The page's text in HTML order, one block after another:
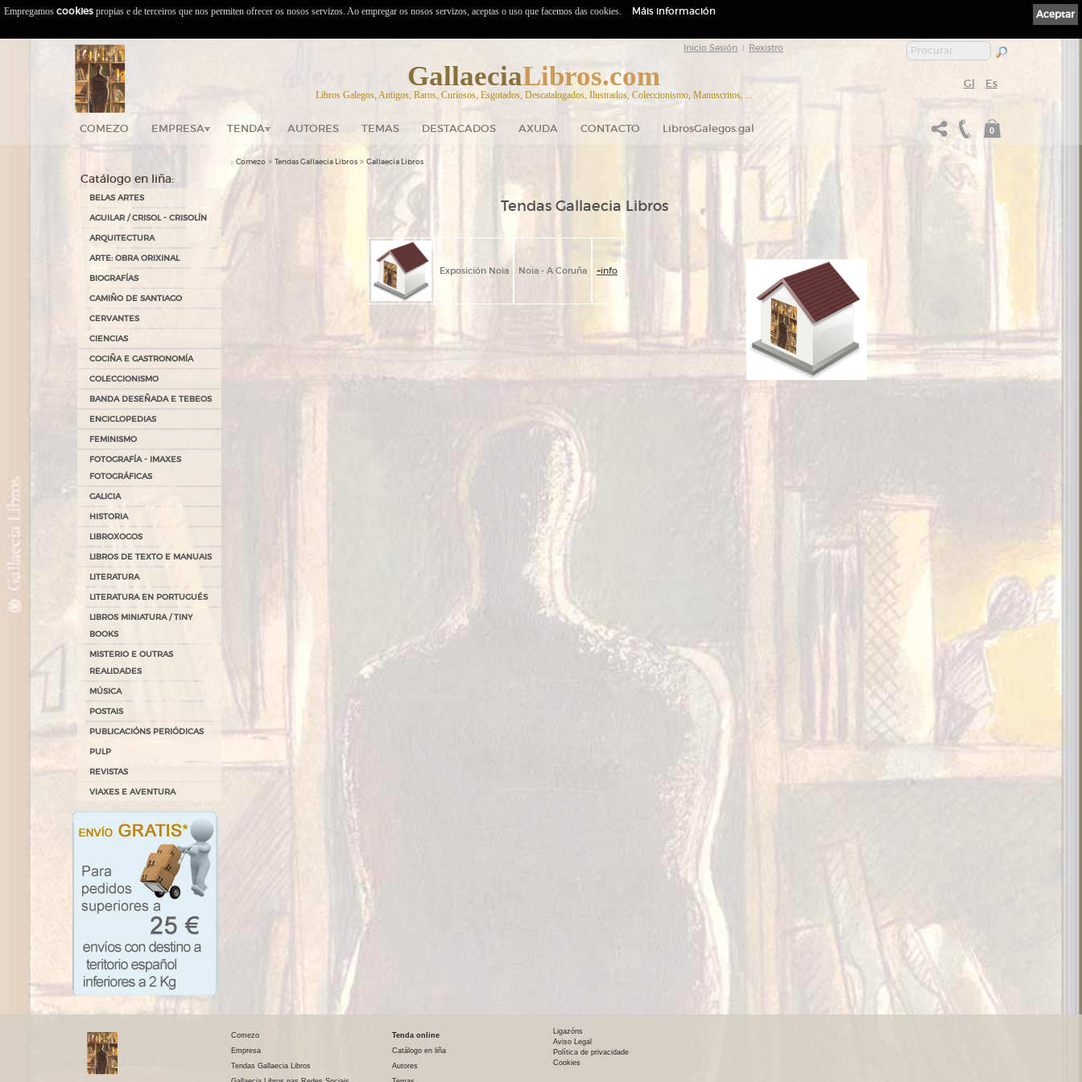
Inicio Sesión Rexistro
GallaeciaLibros.com
Libros Galegos, Antigos, Raros, Curiosos, Esgotados, Descatalogados, Ilustrados, Coleccionismo, Manuscritos, ...
Gl Es
COMEZO EMPRESA TENDA AUTORES TEMAS DESTACADOS AXUDA CONTACTO LibrosGalegos.gal 0
Catálogo en liña:
BELAS ARTES
AGUILAR / CRISOL - CRISOLÍN
ARQUITECTURA
ARTE: OBRA ORIXINAL
BIOGRAFÍAS
CAMIÑO DE SANTIAGO
CERVANTES
CIENCIAS
COCIÑA E GASTRONOMÍA
COLECCIONISMO
BANDA DESEÑADA E TEBEOS
ENCICLOPEDIAS
FEMINISMO
FOTOGRAFÍA - IMAXES
FOTOGRÁFICAS
GALICIA
HISTORIA
LIBROXOGOS
LIBROS DE TEXTO E MANUAIS
LITERATURA
LITERATURA EN PORTUGUÉS
LIBROS MINIATURA / TINY
BOOKS
MISTERIO E OUTRAS
REALIDADES
MÚSICA
POSTAIS
PUBLICACIÓNS PERIÓDICAS
PULP
REVISTAS
VIAXES E AVENTURA
:: Comezo > Tendas Gallaecia Libros > Gallaecia Libros
Tendas Gallaecia Libros
Exposición Noia Noia - A Coruña +info
Comezo
Empresa
Tendas Gallaecia Libros
Tenda online
Catálogo en liña
Autores
Ligazóns
Aviso Legal
Política de privacidade
Cookies
Aceptar
Empregamos cookies propias e de terceiros que nos permiten ofrecer os nosos servizos. Ao empregar os nosos servizos, aceptas o uso que facemos das cookies. Máis información